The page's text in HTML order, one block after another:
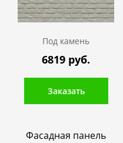
Под камень
6819 руб.
Заказать
Фасадная панель